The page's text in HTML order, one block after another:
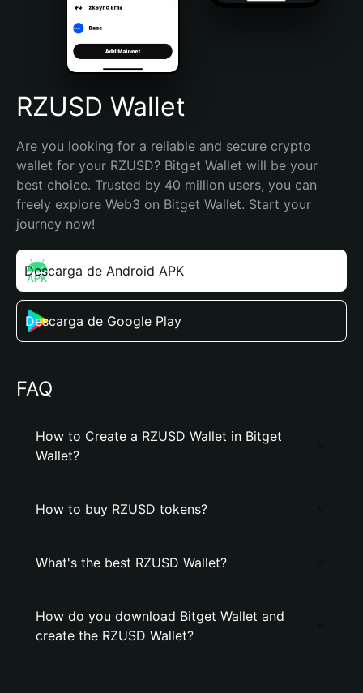
Português (Brasil)
Español (Argentina)
RZUSD Wallet
Are you looking for a reliable and secure crypto
wallet for your RZUSD? Bitget Wallet will be your
best choice. Trusted by 40 million users, you can
freely explore Web3 on Bitget Wallet. Start your
journey now!
Descarga de Android APK
Descarga de Google Play
FAQ
How to Create a RZUSD Wallet in Bitget
Wallet?
How to buy RZUSD tokens?
What's the best RZUSD Wallet?
How do you download Bitget Wallet and
create the RZUSD Wallet?